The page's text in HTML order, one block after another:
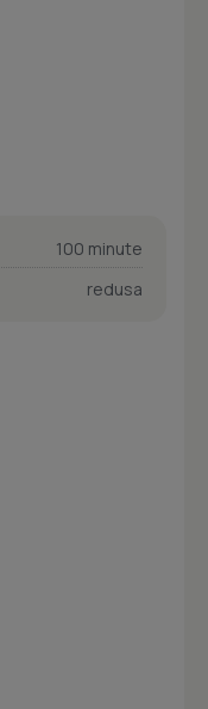
100 minute
redusa